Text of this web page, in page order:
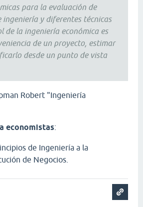
para la evaluación de
y diferentes técnicas
de la ingeniería económica es
de un proyecto, estimar
desde un punto de vista
Robert "Ingeniería
economistas:
de Ingeniería a la
de Negocios.